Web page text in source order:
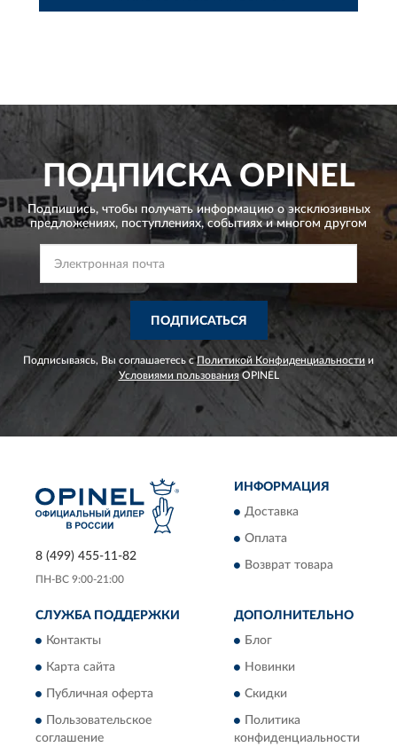
ПОДПИСКАOPINEL
Подпишись, чтобы получать информацию о эксклюзивных
предложениях, поступлениях, событиях и многом другом
ПОДПИСАТЬСЯ
Подписываясь, Вы соглашаетесь сПолитикой Конфиденциальности и
Условиями пользованияOPINEL
8 (499) 455-11-82
ПН-ВС 9:00-21:00
ИНФОРМАЦИЯ
Доставка
Оплата
Возврат товара
СЛУЖБА ПОДДЕРЖКИ
Контакты
Карта сайта
Публичная оферта
Пользовательское
соглашение
ДОПОЛНИТЕЛЬНО
Блог
Новинки
Скидки
Политика
конфиденциальности